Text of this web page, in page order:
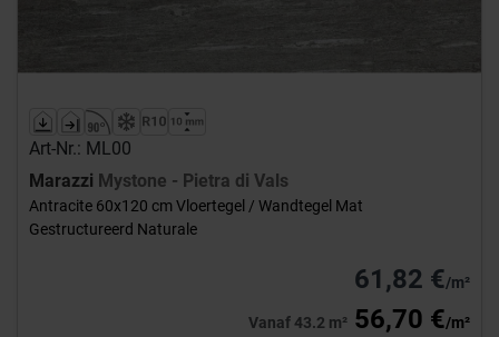
Art-Nr.: ML00
Marazzi Mystone - Pietra di Vals
Antracite 60x120 cm Vloertegel / Wandtegel Mat
Gestructureerd Naturale
61,82 €/m²
Vanaf 43.2 m² 56,70 €/m²